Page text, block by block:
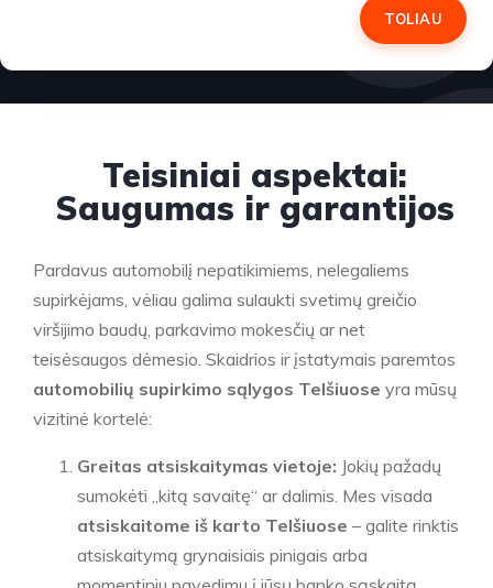
TOLIAU
Teisiniai aspektai:
Saugumas ir garantijos
Pardavus automobilį nepatikimiems, nelegaliems
supirkėjams, vėliau galima sulaukti svetimų greičio
viršijimo baudų, parkavimo mokesčių ar net
teisėsaugos dėmesio. Skaidrios ir įstatymais paremtos
automobilių supirkimo sąlygos Telšiuose yra mūsų
vizitinė kortelė:
Greitas atsiskaitymas vietoje: Jokių pažadų
sumokėti „kitą savaitę“ ar dalimis. Mes visada
atsiskaitome iš karto Telšiuose – galite rinktis
atsiskaitymą grynaisiais pinigais arba